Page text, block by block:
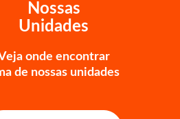
Nossas
Unidades
onde encontrar
de nossas unidades